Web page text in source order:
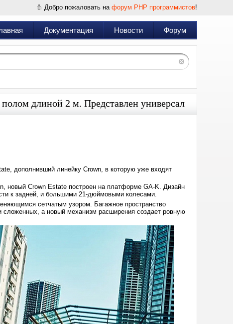
Добро пожаловать на форум PHP программистов!
Документация Новости Форум
длиной 2 м. Представлен универсал
дополнивший линейку Crown, в которую уже входят
новый Crown Estate построен на платформе GA-K. Дизайн
к задней, и большими 21-дюймовыми колесами.
сетчатым узором. Багажное пространство
сложенных, а новый механизм расширения создает ровную